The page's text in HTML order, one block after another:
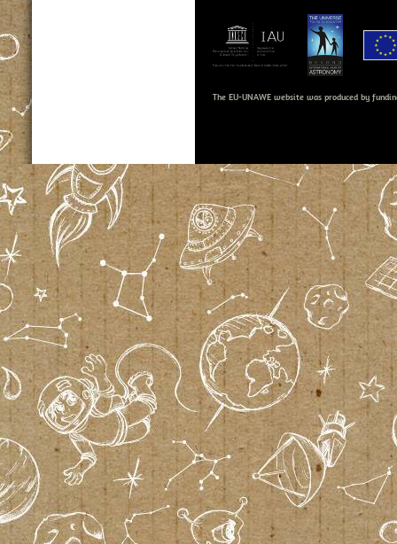
The EU-UNAWE website was produced by